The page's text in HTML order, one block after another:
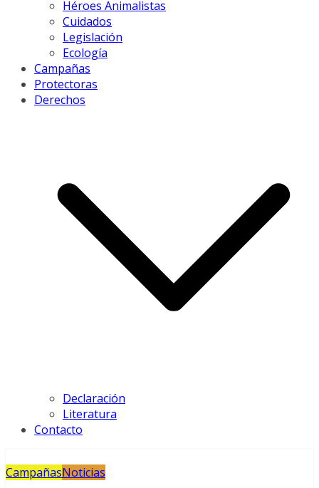
Héroes Animalistas
Cuidados
Legislación
Ecología
Campañas
Protectoras
Derechos
Declaración
Literatura
Contacto
CampañasNoticias